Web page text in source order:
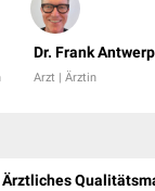
Dr. Frank
Arzt | Ärztin